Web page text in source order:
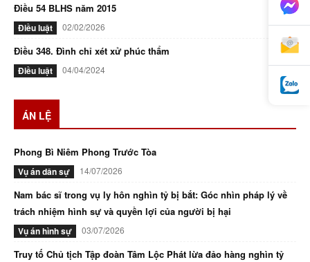
Điều 54 BLHS năm 2015
Điều luật 02/02/2026
Điều 348. Đình chỉ xét xử phúc thẩm
Điều luật 04/04/2024
ÁN LỆ
Phong Bì Niêm Phong Trước Tòa
Vụ án dân sự 14/07/2026
Nam bác sĩ trong vụ ly hôn nghìn tỷ bị bắt: Góc nhìn pháp lý về
trách nhiệm hình sự và quyền lợi của người bị hại
Vụ án hình sự 03/07/2026
Truy tố Chủ tịch Tập đoàn Tâm Lộc Phát lừa đảo hàng nghìn tỷ